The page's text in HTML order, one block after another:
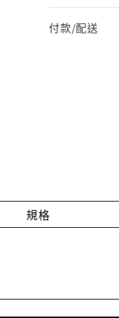
付款/配送
規格